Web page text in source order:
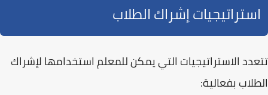
استراتيجيات إشراك الطلاب
تتعدد الاستراتيجيات التي يمكن للمعلم استخدامها لإشراك
الطلاب بفعالية: